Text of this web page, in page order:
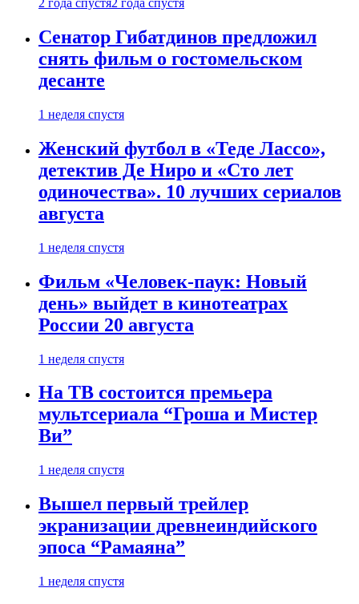
2 года спустя2 года спустя
Сенатор Гибатдинов предложил
снять фильм о гостомельском
десанте
1 неделя спустя
Женский футбол в «Теде Лассо»,
детектив Де Ниро и «Сто лет
одиночества». 10 лучших сериалов
августа
1 неделя спустя
Фильм «Человек-паук: Новый
день» выйдет в кинотеатрах
России 20 августа
1 неделя спустя
На ТВ состоится премьера
мультсериала “Гроша и Мистер
Ви”
1 неделя спустя
Вышел первый трейлер
экранизации древнеиндийского
эпоса “Рамаяна”
1 неделя спустя